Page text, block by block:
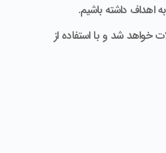
اهداف داشته باشیم.
شد و با استفاده از